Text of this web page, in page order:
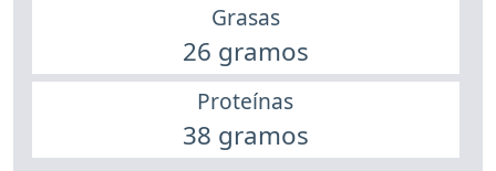
Grasas
26 gramos
Proteínas
38 gramos